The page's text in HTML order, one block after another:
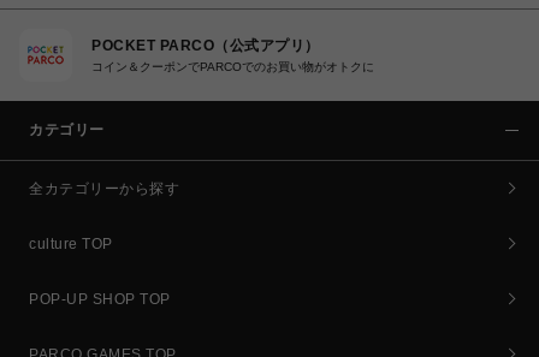
POCKET PARCO（公式アプリ）
コイン＆クーポンでPARCOでのお買い物がオトクに
カテゴリー
全カテゴリーから探す
culture TOP
POP-UP SHOP TOP